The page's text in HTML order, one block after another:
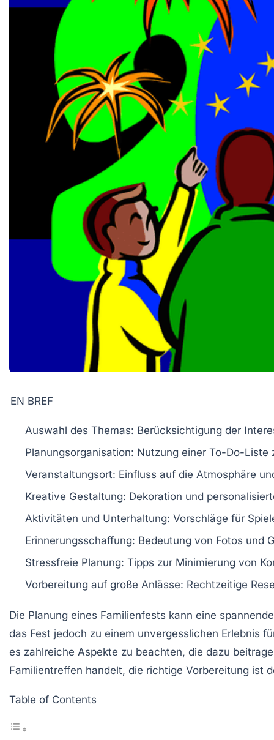
EN BREF
Auswahl des Themas: Berücksichtigung der
Planungsorganisation: Nutzung einer To-Do-Liste
Veranstaltungsort: Einfluss auf die Atmosphäre
Kreative Gestaltung: Dekoration und
Aktivitäten und Unterhaltung: Vorschläge für
Erinnerungsschaffung: Bedeutung von Fotos und
Stressfreie Planung: Tipps zur Minimierung von
Vorbereitung auf große Anlässe: Rechtzeitige
Die Planung eines Familienfests kann eine
das Fest jedoch zu einem unvergesslichen Erlebnis
es zahlreiche Aspekte zu beachten, die dazu
Familientreffen handelt, die richtige Vorbereitung ist
Table of Contents